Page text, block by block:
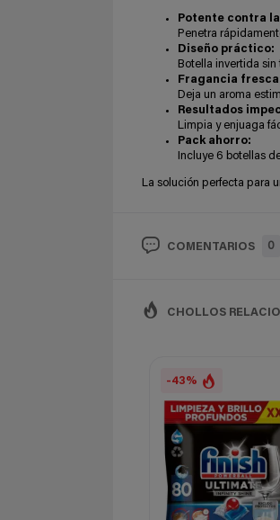
Potente contra
Penetra
Diseño práctico:
Botella invertida
Fragancia
Deja un aroma
Resultados
Limpia y enjuaga
Pack ahorro:
Incluye 6 botellas
La solución perfecta para
COMENTARIOS 0
CHOLLOS
-43%